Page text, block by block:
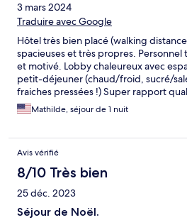
3 mars 2024
Traduire avec Google
Hôtel très bien placé (walking
spacieuses et très propres. Personnel
et motivé. Lobby chaleureux avec
petit-déjeuner (chaud/froid, sucré/
fraiches pressées !) Super rapport
Mathilde, séjour de 1 nuit
Avis vérifié
8/10 Très bien
25 déc. 2023
Séjour de Noël.